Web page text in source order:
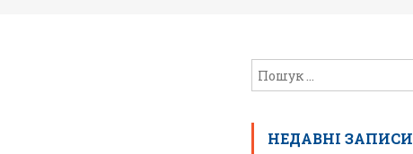
НЕДАВНІ ЗАПИСИ